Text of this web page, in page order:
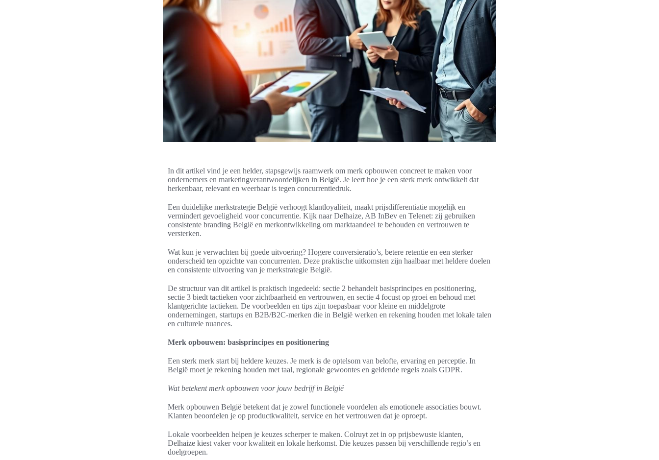
In dit artikel vind je een helder, stapsgewijs raamwerk om merk opbouwen concreet te maken voor
ondernemers en marketingverantwoordelijken in België. Je leert hoe je een sterk merk ontwikkelt dat
herkenbaar, relevant en weerbaar is tegen concurrentiedruk.
Een duidelijke merkstrategie België verhoogt klantloyaliteit, maakt prijsdifferentiatie mogelijk en
vermindert gevoeligheid voor concurrentie. Kijk naar Delhaize, AB InBev en Telenet: zij gebruiken
consistente branding België en merkontwikkeling om marktaandeel te behouden en vertrouwen te
versterken.
Wat kun je verwachten bij goede uitvoering? Hogere conversieratio’s, betere retentie en een sterker
onderscheid ten opzichte van concurrenten. Deze praktische uitkomsten zijn haalbaar met heldere doelen
en consistente uitvoering van je merkstrategie België.
De structuur van dit artikel is praktisch ingedeeld: sectie 2 behandelt basisprincipes en positionering,
sectie 3 biedt tactieken voor zichtbaarheid en vertrouwen, en sectie 4 focust op groei en behoud met
klantgerichte tactieken. De voorbeelden en tips zijn toepasbaar voor kleine en middelgrote
ondernemingen, startups en B2B/B2C-merken die in België werken en rekening houden met lokale talen
en culturele nuances.
Merk opbouwen: basisprincipes en positionering
Een sterk merk start bij heldere keuzes. Je merk is de optelsom van belofte, ervaring en perceptie. In
België moet je rekening houden met taal, regionale gewoontes en geldende regels zoals GDPR.
Wat betekent merk opbouwen voor jouw bedrijf in België
Merk opbouwen België betekent dat je zowel functionele voordelen als emotionele associaties bouwt.
Klanten beoordelen je op productkwaliteit, service en het vertrouwen dat je oproept.
Lokale voorbeelden helpen je keuzes scherper te maken. Colruyt zet in op prijsbewuste klanten,
Delhaize kiest vaker voor kwaliteit en lokale herkomst. Die keuzes passen bij verschillende regio’s en
doelgroepen.